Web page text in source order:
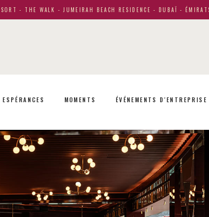
- THE WALK - JUMEIRAH BEACH RESIDENCE - DUBAÏ -
ESPÉRANCES MOMENTS ÉVÉNEMENTS